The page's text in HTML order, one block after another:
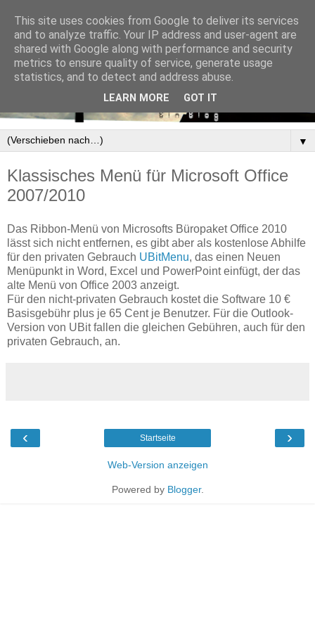
▼
Klassisches Menü für Microsoft Office
2007/2010
Das Ribbon-Menü von Microsofts Büropaket Office 2010
lässt sich nicht entfernen, es gibt aber als kostenlose Abhilfe
für den privaten Gebrauch UBitMenu, das einen Neuen
Menüpunkt in Word, Excel und PowerPoint einfügt, der das
alte Menü von Office 2003 anzeigt.
Für den nicht-privaten Gebrauch kostet die Software 10 €
Basisgebühr plus je 65 Cent je Benutzer. Für die Outlook-
Version von UBit fallen die gleichen Gebühren, auch für den
privaten Gebrauch, an.
‹ ›
Startseite
Web-Version anzeigen
Powered by Blogger.
This site uses cookies from Google to deliver its services
and to analyze traffic. Your IP address and user-agent are
shared with Google along with performance and security
metrics to ensure quality of service, generate usage
statistics, and to detect and address abuse.
LEARN MORE GOT IT